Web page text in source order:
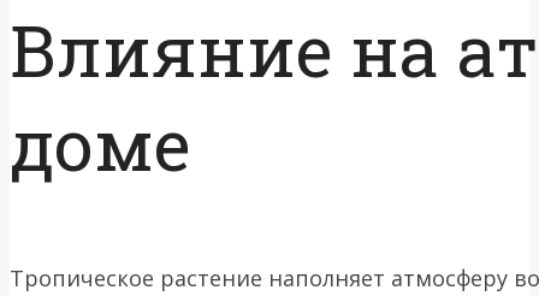
Влияние на
доме
Тропическое растение наполняет атмосферу